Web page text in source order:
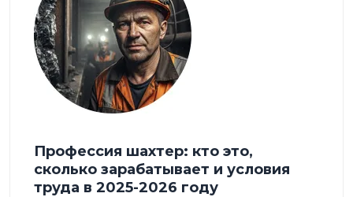
Профессия шахтер: кто это,
сколько зарабатывает и условия
труда в 2025-2026 году